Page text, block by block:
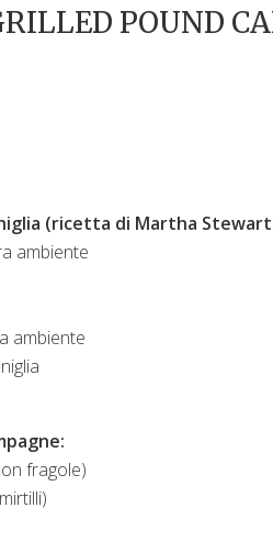
POUND
(ricetta di Martha
ambiente
ambiente
fragole)